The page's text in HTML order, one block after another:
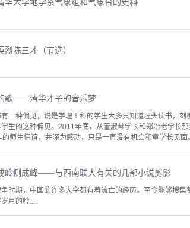
华大学地学系气象组和气象台的史料
烈陈三才（节选）
歌——清华才子的音乐梦
有一种偏见，说是学理工科的学生大多只知道埋头读书，
生的这种偏见。2011年底，从董淑琴学长和郑冶老学长
的师生情谊，并深为感动，只是一直没有机会和童学长见
岭侧成峰——与西南联大有关的几部小说剪影
时期，中国的许多大学都有着流亡的经历。至今能够搜
月的吟....